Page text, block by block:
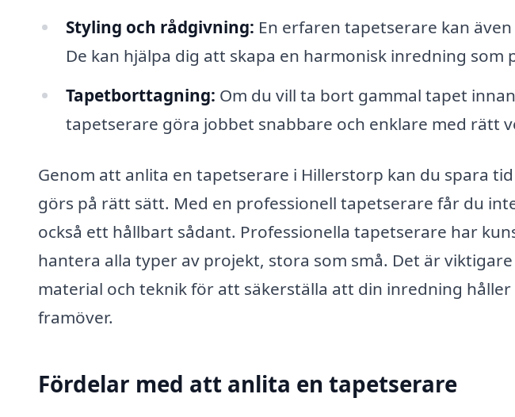
Styling och rådgivning: En erfaren tapetserare kan
De kan hjälpa dig att skapa en harmonisk inredning som
Tapetborttagning: Om du vill ta bort gammal tapet
tapetserare göra jobbet snabbare och enklare med rätt
Genom att anlita en tapetserare i Hillerstorp kan du spara
görs på rätt sätt. Med en professionell tapetserare får du
också ett hållbart sådant. Professionella tapetserare har
hantera alla typer av projekt, stora som små. Det är
material och teknik för att säkerställa att din inredning håller
framöver.
Fördelar med att anlita en tapetserare